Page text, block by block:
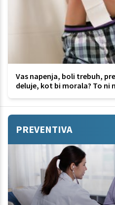
Vas napenja, boli trebuh,
deluje, kot bi morala? To ni
PREVENTIVA